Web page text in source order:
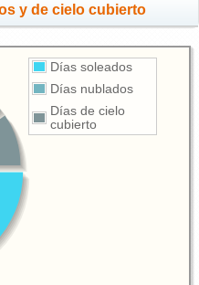
y de cielo cubierto
Días soleados
Días nublados
Días de cielo
cubierto